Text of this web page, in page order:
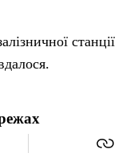
станції